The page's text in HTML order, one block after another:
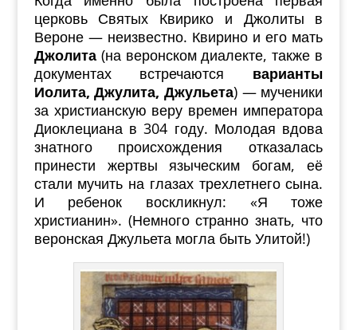
церковь Святых Квирико и Джолиты в
Вероне — неизвестно. Квирино и его мать
Джолита(на веронском диалекте, также в
документах встречаются варианты
Иолита, Джулита, Джульета) — мученики
за христианскую веру времен императора
Диоклециана в 304 году. Молодая вдова
знатного происхождения отказалась
принести жертвы языческим богам, её
стали мучить на глазах трехлетнего сына.
И ребенок воскликнул: «Я тоже
христианин». (Немного странно знать, что
веронская Джульета могла быть Улитой!)